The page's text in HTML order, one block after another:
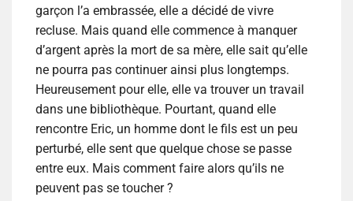
garçon l’a embrassée, elle a décidé de vivre
recluse. Mais quand elle commence à manquer
d’argent après la mort de sa mère, elle sait qu’elle
ne pourra pas continuer ainsi plus longtemps.
Heureusement pour elle, elle va trouver un travail
dans une bibliothèque. Pourtant, quand elle
rencontre Eric, un homme dont le fils est un peu
perturbé, elle sent que quelque chose se passe
entre eux. Mais comment faire alors qu’ils ne
peuvent pas se toucher ?